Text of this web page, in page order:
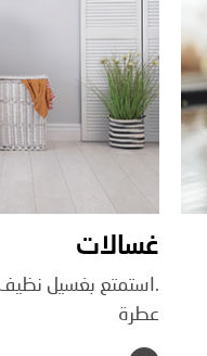
غسالات
.استمتع بغسيل نظيف
عطرة